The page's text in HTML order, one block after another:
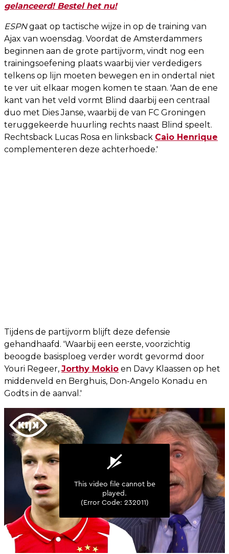
gelanceerd! Bestel het nu!
ESPNgaat op tactische wijze in op de training van
Ajax van woensdag. Voordat de Amsterdammers
beginnen aan de grote partijvorm, vindt nog een
trainingsoefening plaats waarbij vier verdedigers
telkens op lijn moeten bewegen en in ondertal niet
te ver uit elkaar mogen komen te staan. 'Aan de ene
kant van het veld vormt Blind daarbij een centraal
duo met Dies Janse, waarbij de van FC Groningen
teruggekeerde huurling rechts naast Blind speelt.
Rechtsback Lucas Rosa en linksback Caio Henrique
complementeren deze achterhoede.'
Tijdens de partijvorm blijft deze defensie
gehandhaafd. 'Waarbij een eerste, voorzichtig
beoogde basisploeg verder wordt gevormd door
Youri Regeer, Jorthy Mokio en Davy Klaassen op het
middenveld en Berghuis, Don-Angelo Konadu en
Godts in de aanval.'